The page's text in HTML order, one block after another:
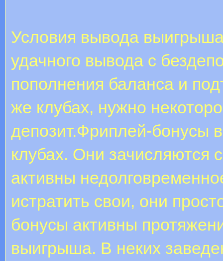
Условия вывода
удачного вывода с
пополнения баланса и
же клубах, нужно
депозит.Фриплей-бонусы
клубах. Они зачисляются
активны
истратить свои, они
бонусы активны
выигрыша. В неких